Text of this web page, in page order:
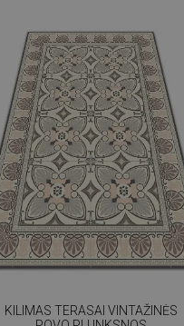
KILIMAS TERASAI VINTAŽINĖS